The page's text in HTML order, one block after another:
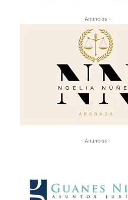
- Anuncios -
- Anuncios -